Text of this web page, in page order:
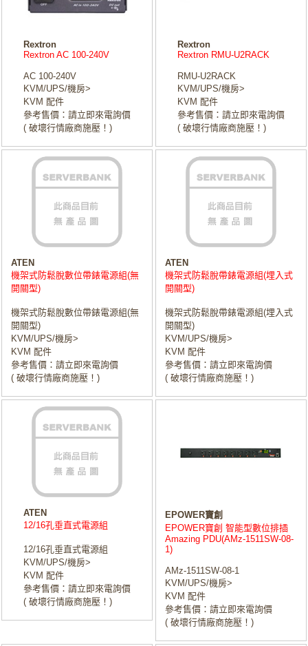
Rextron
Rextron AC 100-240V
AC 100-240V
KVM/UPS/機房>
KVM 配件
參考售價：請立即來電詢價
( 破壞行情廠商施壓！)
Rextron
Rextron RMU-U2RACK
RMU-U2RACK
KVM/UPS/機房>
KVM 配件
參考售價：請立即來電詢價
( 破壞行情廠商施壓！)
ATEN
機架式防鬆脫數位帶錶電源組(無
開關型)
機架式防鬆脫數位帶錶電源組(無
開關型)
KVM/UPS/機房>
KVM 配件
參考售價：請立即來電詢價
( 破壞行情廠商施壓！)
ATEN
機架式防鬆脫帶錶電源組(埋入式
開關型)
機架式防鬆脫帶錶電源組(埋入式
開關型)
KVM/UPS/機房>
KVM 配件
參考售價：請立即來電詢價
( 破壞行情廠商施壓！)
ATEN
12/16孔垂直式電源組
12/16孔垂直式電源組
KVM/UPS/機房>
KVM 配件
參考售價：請立即來電詢價
( 破壞行情廠商施壓！)
EPOWER寶創
EPOWER寶創 智能型數位排插
Amazing PDU(AMz-1511SW-08-
1)
AMz-1511SW-08-1
KVM/UPS/機房>
KVM 配件
參考售價：請立即來電詢價
( 破壞行情廠商施壓！)